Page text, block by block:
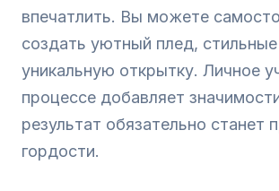
впечатлить. Вы можете
создать уютный плед, стильные
уникальную открытку. Личное
процессе добавляет
результат обязательно станет
гордости.